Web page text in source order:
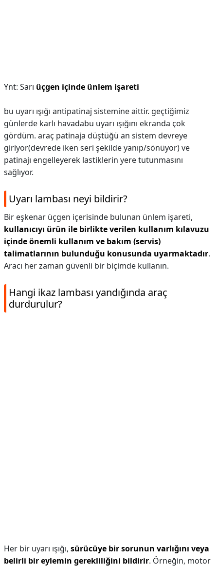
Ynt: Sarı üçgen içinde ünlem işareti
bu uyarı ışığı antipatinaj sistemine aittir. geçtiğimiz
günlerde karlı havadabu uyarı ışığını ekranda çok
gördüm. araç patinaja düştüğü an sistem devreye
giriyor(devrede iken seri şekilde yanıp/sönüyor) ve
patinajı engelleyerek lastiklerin yere tutunmasını
sağlıyor.
Uyarı lambası neyi bildirir?
Bir eşkenar üçgen içerisinde bulunan ünlem işareti,
kullanıcıyı ürün ile birlikte verilen kullanım kılavuzu
içinde önemli kullanım ve bakım (servis)
talimatlarının bulunduğu konusunda uyarmaktadır.
Aracı her zaman güvenli bir biçimde kullanın.
Hangi ikaz lambası yandığında araç
durdurulur?
Her bir uyarı ışığı, sürücüye bir sorunun varlığını veya
belirli bir eylemin gerekliliğini bildirir. Örneğin, motor